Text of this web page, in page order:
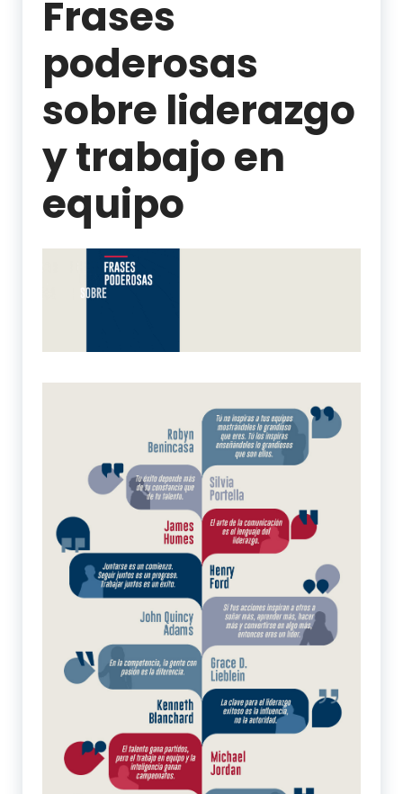
Frases
poderosas
sobre liderazgo
y trabajo en
equipo